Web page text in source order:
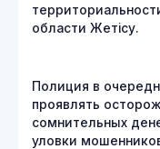
области Жетісу.
Полиция в
проявлять
сомнительных
уловки